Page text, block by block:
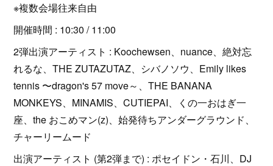
※複数会場往来自由
開催時間 : 10:30 / 11:00
2弾出演アーティスト : Koochewsen、nuance、絶対忘
れるな、THE ZUTAZUTAZ、シバノソウ、Emily likes
tennis 〜dragon's 57 move～、THE BANANA
MONKEYS、MINAMIS、CUTIEPAI、くの一おはぎ一
座、the おこめマン(z)、始発待ちアンダーグラウンド、
チャーリームード
出演アーティスト (第2弾まで) : ポセイドン・石川、DJ